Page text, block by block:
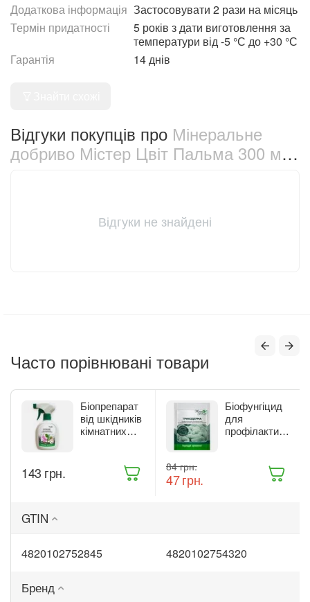
Додаткова інформація Застосовувати 2 рази на місяць
Термін придатності
5 років з дати виготовлення за
температури від -5 °С до +30 °С
Гарантія
14 днів
Відгуки покупців про Мінеральне
добриво Містер Цвіт Пальма 300 мл
Відгуки не знайдені
Часто порівнювані товари
Біопрепарат
від шкідників
кімнатних
спрей 300 мл
‍143‍ грн.
Біофунгіцид
для
профілактики
Триходерма
‍84‍ грн.
‍47‍грн.
GTIN
4820102752845 4820102754320
Бренд